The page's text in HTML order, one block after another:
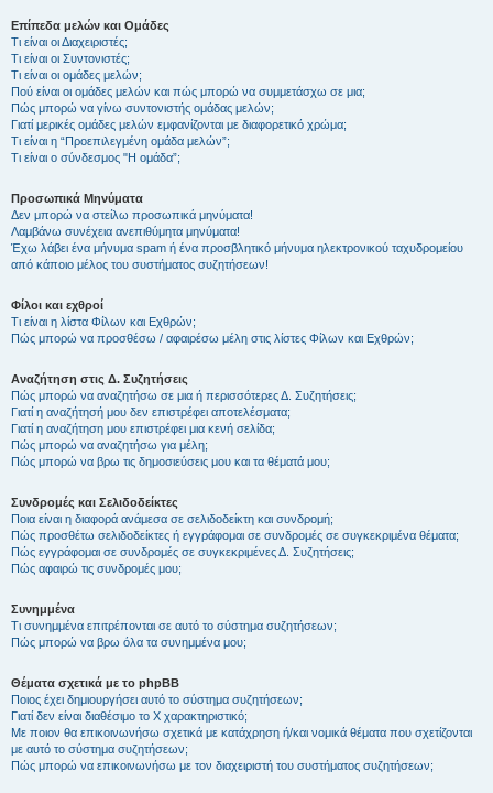
Επίπεδα μελών και Ομάδες
Τι είναι οι Διαχειριστές;
Τι είναι οι Συντονιστές;
Τι είναι οι ομάδες μελών;
Πού είναι οι ομάδες μελών και πώς μπορώ να συμμετάσχω σε μια;
Πώς μπορώ να γίνω συντονιστής ομάδας μελών;
Γιατί μερικές ομάδες μελών εμφανίζονται με διαφορετικό χρώμα;
Τι είναι η “Προεπιλεγμένη ομάδα μελών”;
Τι είναι ο σύνδεσμος "Η ομάδα”;
Προσωπικά Μηνύματα
Δεν μπορώ να στείλω προσωπικά μηνύματα!
Λαμβάνω συνέχεια ανεπιθύμητα μηνύματα!
Έχω λάβει ένα μήνυμα spam ή ένα προσβλητικό μήνυμα ηλεκτρονικού ταχυδρομείου
από κάποιο μέλος του συστήματος συζητήσεων!
Φίλοι και εχθροί
Τι είναι η λίστα Φίλων και Εχθρών;
Πώς μπορώ να προσθέσω / αφαιρέσω μέλη στις λίστες Φίλων και Εχθρών;
Αναζήτηση στις Δ. Συζητήσεις
Πώς μπορώ να αναζητήσω σε μια ή περισσότερες Δ. Συζητήσεις;
Γιατί η αναζήτησή μου δεν επιστρέφει αποτελέσματα;
Γιατί η αναζήτηση μου επιστρέφει μια κενή σελίδα;
Πώς μπορώ να αναζητήσω για μέλη;
Πώς μπορώ να βρω τις δημοσιεύσεις μου και τα θέματά μου;
Συνδρομές και Σελιδοδείκτες
Ποια είναι η διαφορά ανάμεσα σε σελιδοδείκτη και συνδρομή;
Πώς προσθέτω σελιδοδείκτες ή εγγράφομαι σε συνδρομές σε συγκεκριμένα θέματα;
Πώς εγγράφομαι σε συνδρομές σε συγκεκριμένες Δ. Συζητήσεις;
Πώς αφαιρώ τις συνδρομές μου;
Συνημμένα
Τι συνημμένα επιτρέπονται σε αυτό το σύστημα συζητήσεων;
Πώς μπορώ να βρω όλα τα συνημμένα μου;
Θέματα σχετικά με το phpBB
Ποιος έχει δημιουργήσει αυτό το σύστημα συζητήσεων;
Γιατί δεν είναι διαθέσιμο το Χ χαρακτηριστικό;
Με ποιον θα επικοινωνήσω σχετικά με κατάχρηση ή/και νομικά θέματα που σχετίζονται
με αυτό το σύστημα συζητήσεων;
Πώς μπορώ να επικοινωνήσω με τον διαχειριστή του συστήματος συζητήσεων;